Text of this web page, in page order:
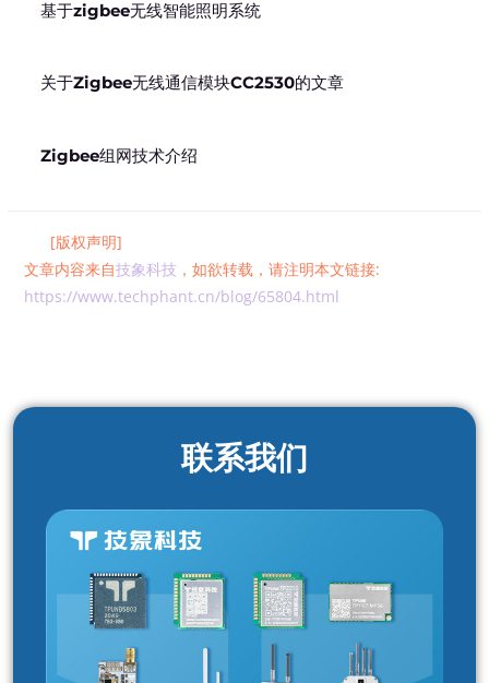
基于zigbee无线智能照明系统
关于Zigbee无线通信模块CC2530的文章
Zigbee组网技术介绍
[版权声明]
文章内容来自技象科技 ，如欲转载，请注明本文链接:
https://www.techphant.cn/blog/65804.html
联系我们